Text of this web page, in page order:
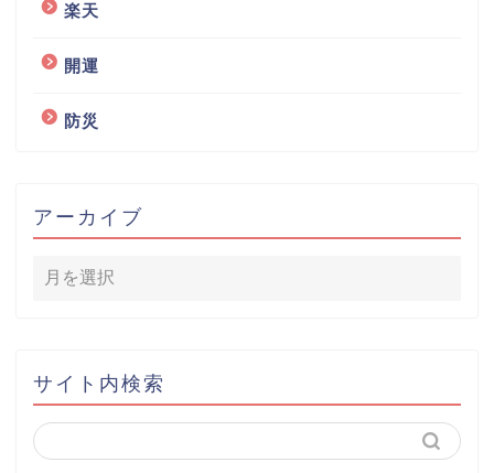
楽天
開運
防災
アーカイブ
サイト内検索